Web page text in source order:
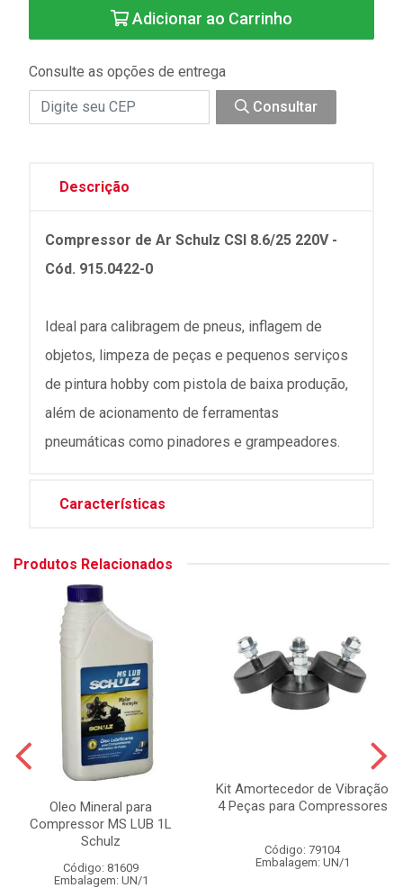
Adicionar ao Carrinho
Consulte as opções de entrega
Consultar
Descrição
Compressor de Ar Schulz CSI 8.6/25 220V -
Cód. 915.0422-0
Ideal para calibragem de pneus, inflagem de
objetos, limpeza de peças e pequenos serviços
de pintura hobby com pistola de baixa produção,
além de acionamento de ferramentas
pneumáticas como pinadores e grampeadores.
Características
Produtos Relacionados
Oleo Mineral para
Compressor MS LUB 1L
Schulz
Código: 81609
Embalagem: UN/1
Kit Amortecedor de Vibração
4 Peças para Compressores
Código: 79104
Embalagem: UN/1